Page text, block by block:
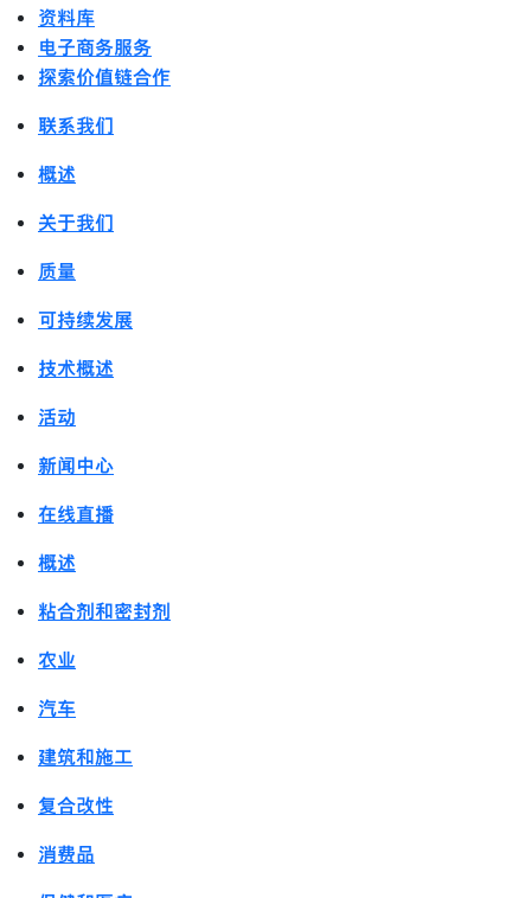
资料库
电子商务服务
探索价值链合作
联系我们
概述
关于我们
质量
可持续发展
技术概述
活动
新闻中心
在线直播
概述
粘合剂和密封剂
农业
汽车
建筑和施工
复合改性
消费品